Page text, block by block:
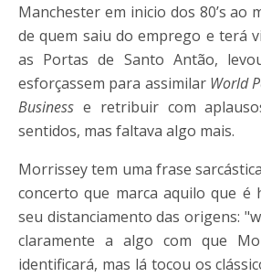
Manchester em inicio dos 80’s ao
de quem saiu do emprego e terá
as Portas de Santo Antão,
esforçassem para assimilar World
Business e retribuir com
sentidos, mas faltava algo mais.
Morrissey tem uma frase
concerto que marca aquilo que é
seu distanciamento das origens:
claramente a algo com que
identificará, mas lá tocou os